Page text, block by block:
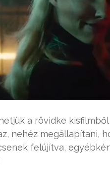
a rövidke
nehéz megállapítani,
felújítva,